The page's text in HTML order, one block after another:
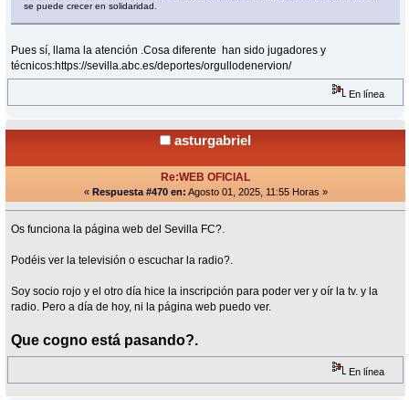
se puede crecer en solidaridad.
Pues sí, llama la atención .Cosa diferente han sido jugadores y
técnicos:https://sevilla.abc.es/deportes/orgullodenervion/
En línea
asturgabriel
Re:WEB OFICIAL
« Respuesta #470 en: Agosto 01, 2025, 11:55 Horas »
Os funciona la página web del Sevilla FC?.
Podéis ver la televisión o escuchar la radio?.
Soy socio rojo y el otro día hice la inscripción para poder ver y oír la tv. y la
radio. Pero a día de hoy, ni la página web puedo ver.
Que cogno está pasando?.
En línea